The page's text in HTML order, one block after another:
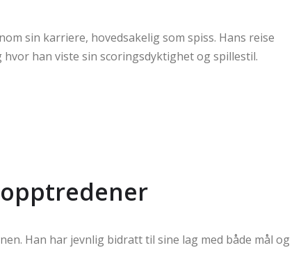
sin karriere, hovedsakelig som spiss. Hans reise
han viste sin scoringsdyktighet og spillestil.
Han har jevnlig bidratt til sine lag med både mål og